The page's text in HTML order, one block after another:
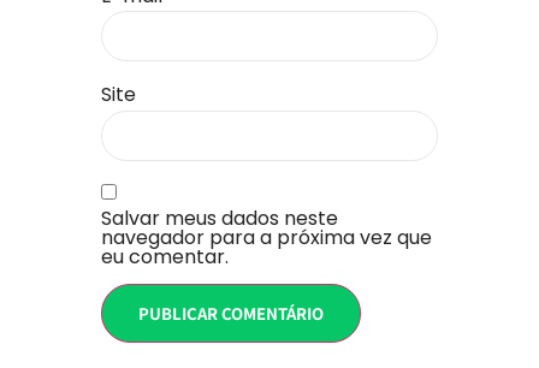
Site
Salvar meus dados neste
navegador para a próxima vez que
eu comentar.